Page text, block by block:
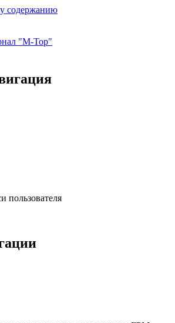
содержанию
"M-Top"
пользователя